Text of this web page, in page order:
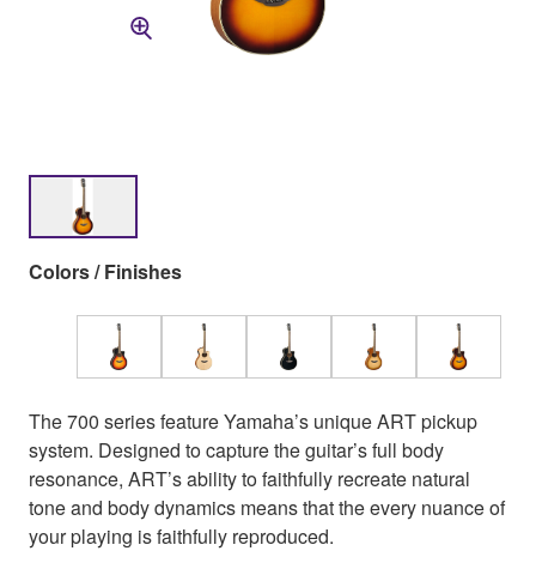
Colors / Finishes
The 700 series feature Yamaha’s unique ART pickup
system. Designed to capture the guitar’s full body
resonance, ART’s ability to faithfully recreate natural
tone and body dynamics means that the every nuance of
your playing is faithfully reproduced.